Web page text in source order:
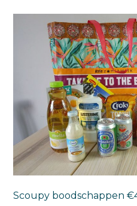
Scoupy boodschappen